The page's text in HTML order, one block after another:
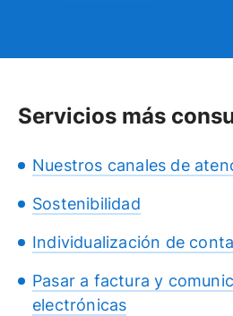
Servicios más
Nuestros canales de
Sostenibilidad
Individualización de
Pasar a factura y
electrónicas